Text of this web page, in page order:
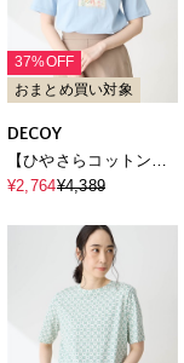
37%OFF
おまとめ買い対象
DECOY
【ひやさらコットン】
フラワープリントTシャ
感・UVカット】
¥2,764¥4,389